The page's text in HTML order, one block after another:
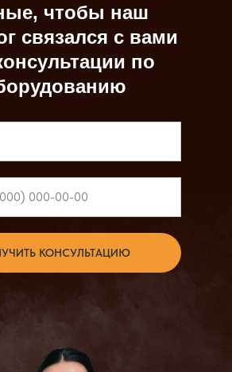
чтобы наш
связался с вами
по
КОНСУЛЬТАЦИЮ